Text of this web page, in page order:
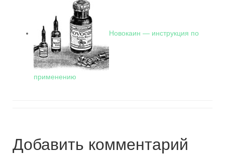
Новокаин — инструкция по
применению
Добавить комментарий